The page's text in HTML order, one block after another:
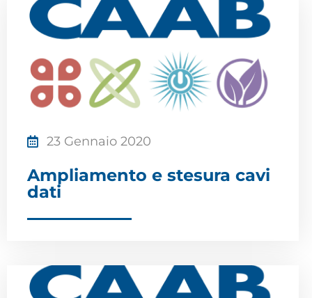
23 Gennaio 2020
Ampliamento e stesura cavi
dati